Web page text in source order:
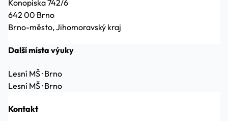
Konopiska 742/6
642 00 Brno
Brno-město, Jihomoravský kraj
Další místa výuky
Lesní MŠ· Brno
Lesní MŠ· Brno
Kontakt